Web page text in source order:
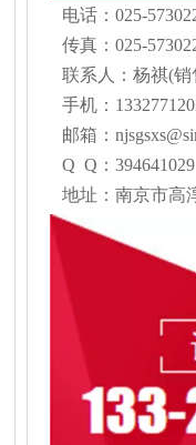
电话：025-
传真：025-
联系人：杨祺(
手机：
邮箱：
Q Q：394641029
地址：南京市高